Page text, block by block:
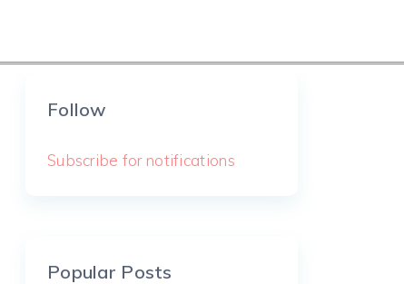
Follow
Subscribe for notifications
Popular Posts